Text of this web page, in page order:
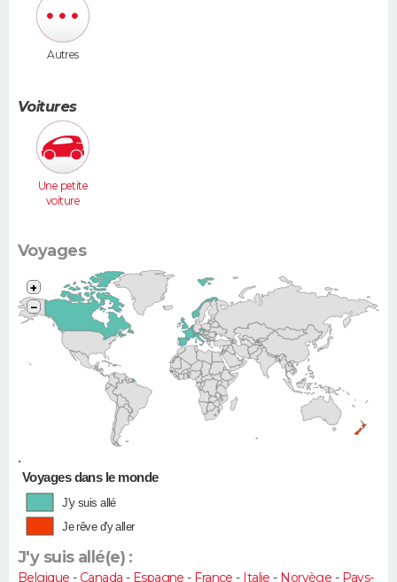
Autres
Voitures
Une petite
voiture
Voyages
•
+
−
Voyages dans le monde
J'y suis allé
Je rêve d'y aller
J'y suis allé(e) :
Belgique - Canada - Espagne - France - Italie - Norvège - Pays-